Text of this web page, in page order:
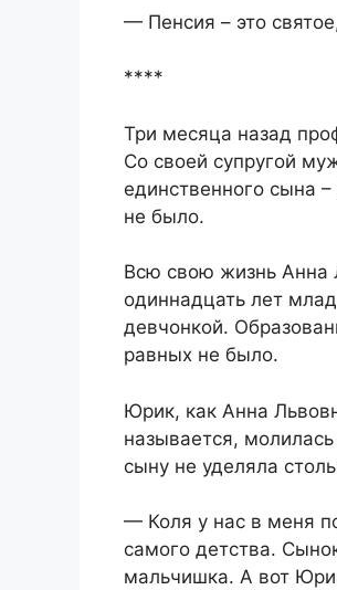
— Пенсия – это
****
Три месяца назад
Со своей супругой
единственного сына
не было.
Всю свою жизнь Анна
одиннадцать лет
девчонкой.
равных не было.
Юрик, как Анна
называется,
сыну не уделяла
— Коля у нас в меня
самого детства.
мальчишка. А вот